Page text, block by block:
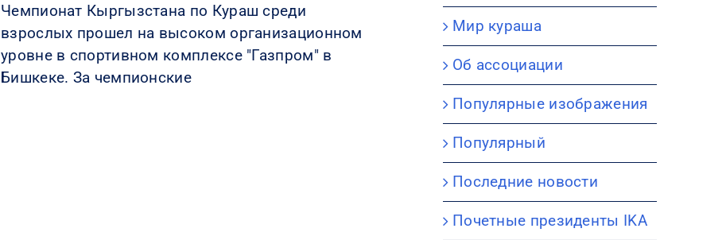
Чемпионат Кыргызстана по Кураш среди
взрослых прошел на высоком организационном
уровне в спортивном комплексе "Газпром" в
Бишкеке. За чемпионские
Мир кураша
Об ассоциации
Популярные изображения
Популярный
Последние новости
Почетные президенты IKA